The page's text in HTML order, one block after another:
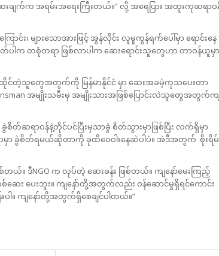
းချက်က အရမ်းအရေးကြီးတယ်။” လို့ အရေပြား အထူးကုဆရာဝ
များသောအားဖြင့် အွန်လိုင်း လူမှုကွန်ရက်ပေါ်မှာ ရောင်းနေ
ါက တစုံတရာ ဖြစ်လာပါက ဆေးရောင်းသူတွေဟာ တာဝန်ယူမှာ
ေထိုင်တဲ့သူတွေအတွက်ကို မြန်မာနိုင်ငံ မှာ ဆေးအခမဲ့ကုသပေးတာ
အမျိုးသမီးမှ အမျိုးသားအဖြစ်ပြောင်းလဲသူတွေအတွက်က
ာဝန်နဲ့တိုင်ပင်ပြီးမှသာခွဲ စိတ်သွားမှာဖြစ်ပြီး လက်ရှိမှာ
ာ ခွဲစိတ်ရမယ်ဆိုတာကို ခုထိဝေဝါးနေဆဲပါပဲ။ အဲဒီအတွက် စိုးရိမ်
တယ်။ ဒီNGO က လုပ်တဲ့ ဆေးခန်း ဖြစ်တယ်။ ကျနော်မေးကြည့်
စ်ဆေး ပေးဘူး။ ကျနော်တို့အတွက်လည်း ဝန်ဆောင်မှုရှိရင်ကောင်း
။ ကျနော်တို့အတွက်ရှိစေချင်ပါတယ်။”